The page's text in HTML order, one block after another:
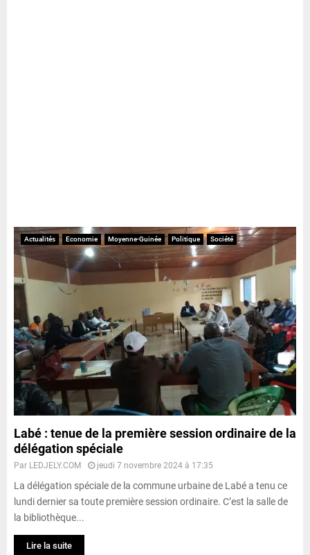
Actualités Economie Moyenne-Guinée Politique Société
Labé : tenue de la première session ordinaire de la
délégation spéciale
Par LEDJELY.COM jeudi 7 novembre 2024 à 17:35
La délégation spéciale de la commune urbaine de Labé a tenu ce
lundi dernier sa toute première session ordinaire. C’est la salle de
la bibliothèque...
Lire la suite